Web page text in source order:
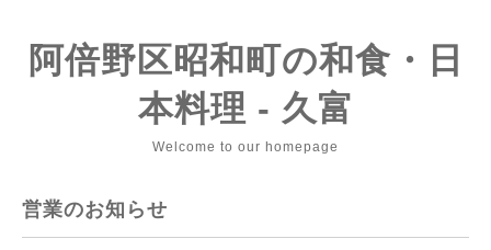
阿倍野区昭和町の和食・日
本料理 - 久富
Welcome to our homepage
営業のお知らせ